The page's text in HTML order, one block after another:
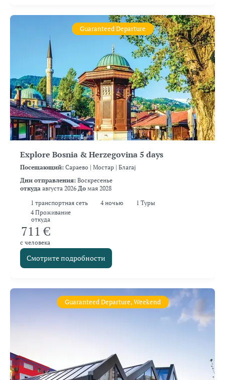
Guaranteed Departure
Explore Bosnia & Herzegovina 5 days
Посещающий: Сараево | Мостар | Благај
Дни отправления: Воскресенье
откуда августа 2026 До мая 2028
1 транспортная сеть 4ночью
1 Туры
4 Проживание
откуда
711 €
с человека
Смотрите подробности
Guaranteed Departure, Weekend